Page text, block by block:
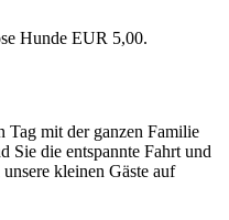
Hunde EUR 5,00.
Tag mit der ganzen Familie
die entspannte Fahrt und
kleinen Gäste auf